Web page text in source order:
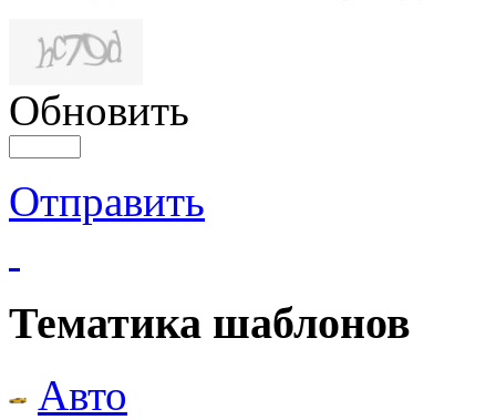
Обновить
Отправить
Тематика шаблонов
Авто